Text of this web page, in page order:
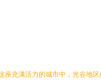
座充满活力的城市中，光谷地